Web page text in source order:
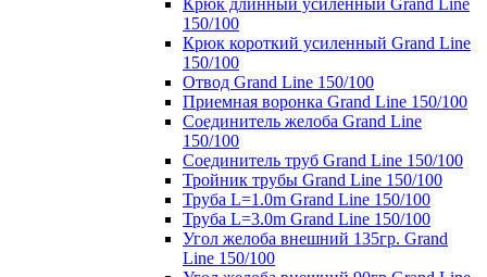
Крюк длинный усиленный Grand Line
150/100
Крюк короткий усиленный Grand Line
150/100
Отвод Grand Line 150/100
Приемная воронка Grand Line 150/100
Соединитель желоба Grand Line
150/100
Соединитель труб Grand Line 150/100
Тройник трубы Grand Line 150/100
Труба L=1.0m Grand Line 150/100
Труба L=3.0m Grand Line 150/100
Угол желоба внешний 135гр. Grand
Line 150/100